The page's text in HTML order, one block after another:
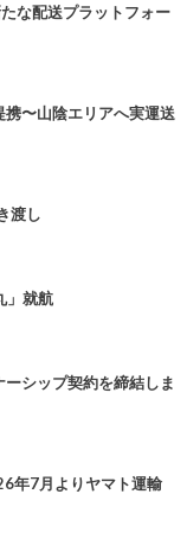
な配送プラットフォー
〜山陰エリアへ実運送
渡し
」就航
シップ契約を締結しま
年7月よりヤマト運輸